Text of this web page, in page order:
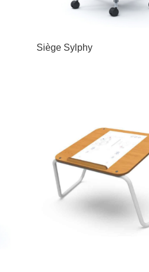
Siège Sylphy